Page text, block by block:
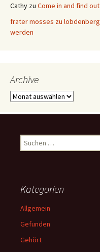
Cathy zu Come in and find out
frater mosses zu lobdenberg
werden
Archive
Archive
Suchen
nach:
Kategorien
Allgemein
Gefunden
Gehört